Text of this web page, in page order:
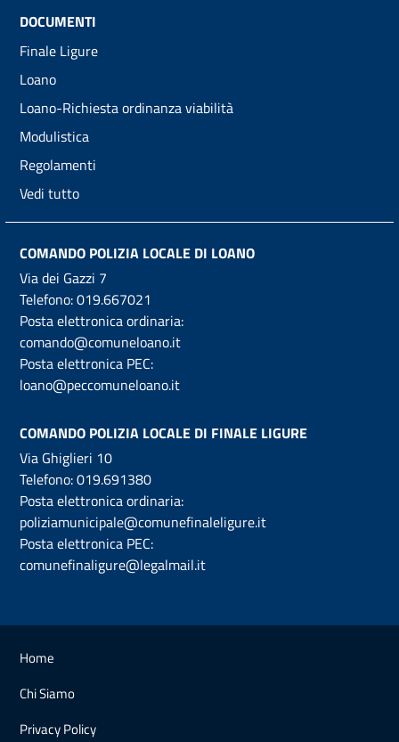
DOCUMENTI
Finale Ligure
Loano
Loano-Richiesta ordinanza viabilità
Modulistica
Regolamenti
Vedi tutto
COMANDO POLIZIA LOCALE DI LOANO
Via dei Gazzi 7
Telefono:019.667021
Posta elettronica ordinaria:
comando@comuneloano.it
Posta elettronica PEC:
loano@peccomuneloano.it
COMANDO POLIZIA LOCALE DI FINALE LIGURE
Via Ghiglieri 10
Telefono:019.691380
Posta elettronica ordinaria:
poliziamunicipale@comunefinaleligure.it
Posta elettronica PEC:
comunefinaligure@legalmail.it
Home
Chi Siamo
Privacy Policy